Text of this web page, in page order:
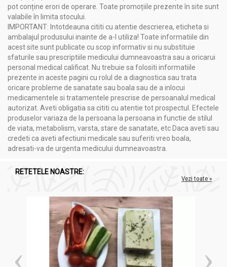
pot conține erori de operare. Toate promoțiile prezente în site sunt
valabile în limita stocului.
IMPORTANT: Intotdeauna cititi cu atentie descrierea, eticheta si
ambalajul produsului inainte de a-l utiliza! Toate informatiile din
acest site sunt publicate cu scop informativ si nu substituie
sfaturile sau prescriptiile medicului dumneavoastra sau a oricarui
personal medical calificat. Nu trebuie sa folositi informatiile
prezente in aceste pagini cu rolul de a diagnostica sau trata
oricare probleme de sanatate sau boala sau de a inlocui
medicamentele si tratamentele prescrise de persoanalul medical
autorizat. Aveti obligatia sa cititi cu atentie tot prospectul. Efectele
produselor variaza de la persoana la persoana in functie de stilul
de viata, metabolism, varsta, stare de sanatate, etc Daca aveti sau
credeti ca aveti afectiuni medicale sau suferiti vreo boala,
adresati-va de urgenta medicului dumneavoastra.
RETETELE NOASTRE:
Vezi toate »